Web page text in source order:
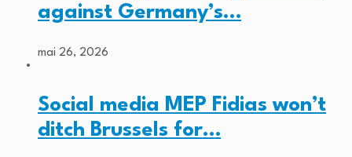
against Germany’s…
mai 26, 2026
Social media MEP Fidias won’t
ditch Brussels for…